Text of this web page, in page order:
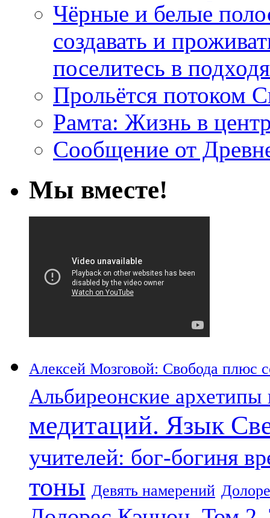
Чёрные и белые
создавать и
поселитесь в
Прольётся потоком
Рамта: Жизнь в
Сообщение от
Мы вместе!
Алексей Мозговой: Свобода плюс
Альбиреонские
медитаций. Язык
учителей: бог-богиня
тоны Девять намерений